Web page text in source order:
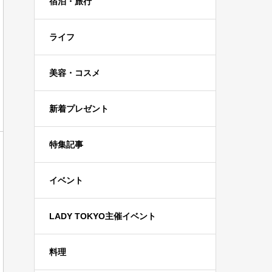
ライフ
美容・コスメ
新着プレゼント
特集記事
イベント
LADY TOKYO主催イベント
料理